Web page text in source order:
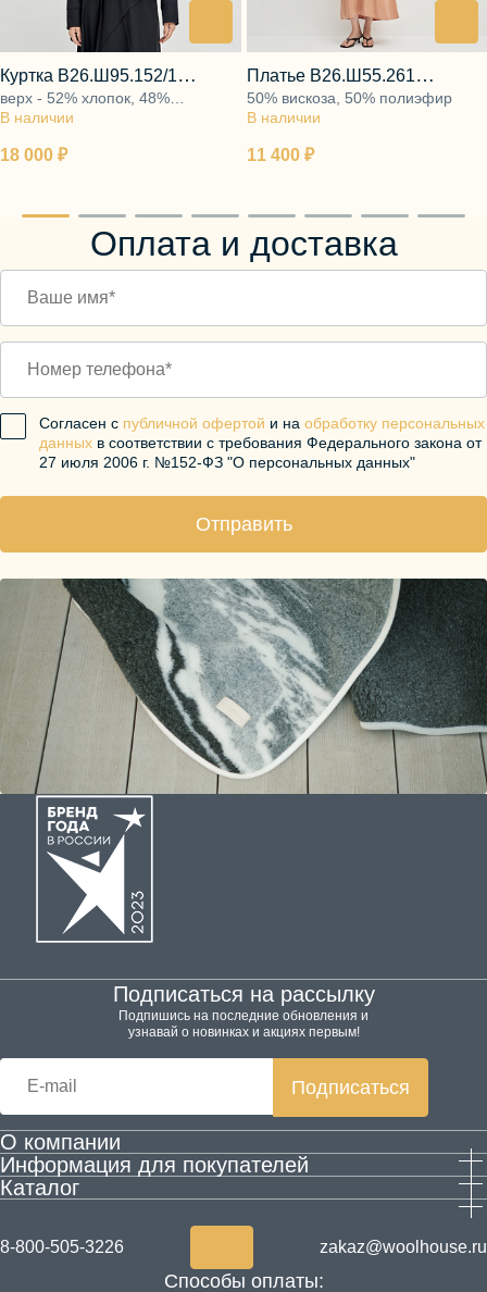
18 000 ₽
В наличии
Куртка В26.Ш95.152/1
матовый оникс
верх - 52% хлопок, 48%
полиэстер и 100% полиэстер,
полиэстер
11 400 ₽
В наличии
Платье В26.Ш55.261
таинственная роза
50% вискоза, 50% полиэфир
Оплата и доставка
Согласен с публичной офертой и на обработку персональных
данных в соответствии с требования Федерального закона от
27 июля 2006 г. №152-ФЗ "О персональных данных"
Отправить
О компании
Производство
Контактная информация
Акции
Информация для покупателей
Гарантия и возврат
Согласие на обработку персональных данных
Согласие на получение рекламы
Каталог
Одежда
Товары для здоровья из шерсти
Подписаться на рассылку
Подпишись на последние обновления и
узнавай о новинках и акциях первым!
Подписаться
8-800-505-3226 zakaz@woolhouse.ru
Способы оплаты: